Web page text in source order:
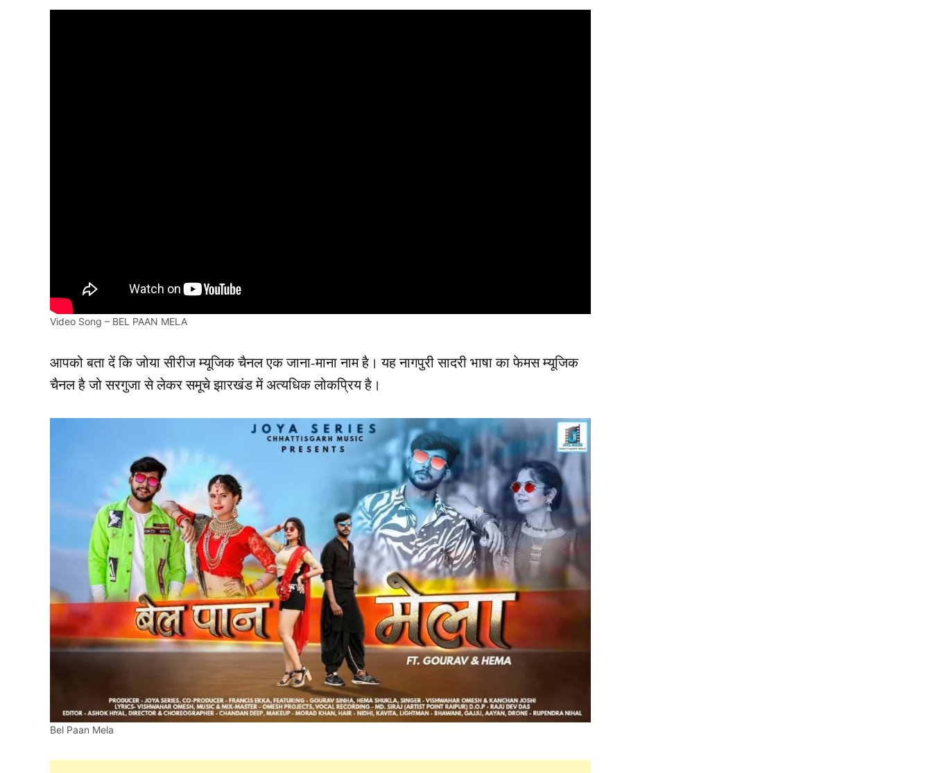
Video Song – BEL PAAN MELA
आपको बता दें कि जोया सीरीज म्यूजिक चैनल एक जाना-माना नाम है। यह नागपुरी सादरी भाषा का फेमस म्यूजिक
चैनल है जो सरगुजा से लेकर समूचे झारखंड में अत्यधिक लोकप्रिय है।
Bel Paan Mela